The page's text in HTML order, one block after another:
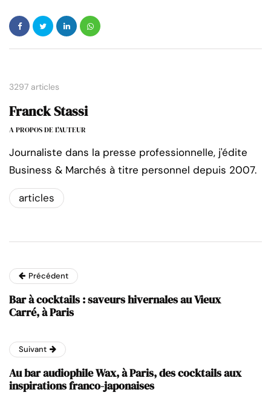
3297 articles
Franck Stassi
A PROPOS DE L'AUTEUR
Journaliste dans la presse professionnelle, j'édite
Business & Marchés à titre personnel depuis 2007.
articles
Précédent
Bar à cocktails : saveurs hivernales au Vieux
Carré, à Paris
Suivant
Au bar audiophile Wax, à Paris, des cocktails aux
inspirations franco-japonaises